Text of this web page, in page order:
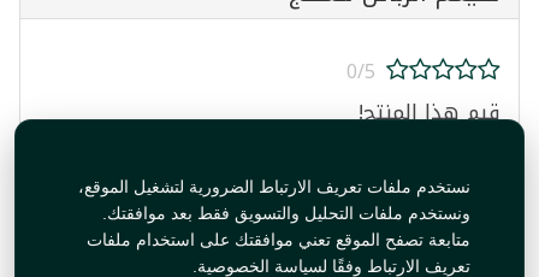
نستخدم ملفات تعريف الارتباط الضرورية لتشغيل الموقع،
ونستخدم ملفات التحليل والتسويق فقط بعد موافقتك.
متابعة تصفح الموقع تعني موافقتك على استخدام ملفات
تعريف الارتباط وفقًا لسياسة الخصوصية.
0/5
قيم هذا المنتج!